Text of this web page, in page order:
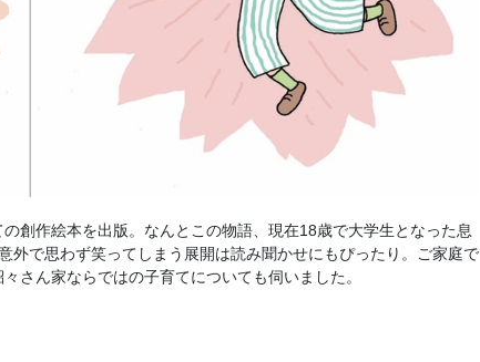
創作絵本を出版。なんとこの物語、現在18歳で大学生となった息
で思わず笑ってしまう展開は読み聞かせにもぴったり。ご家庭で
さん家ならではの子育てについても伺いました。